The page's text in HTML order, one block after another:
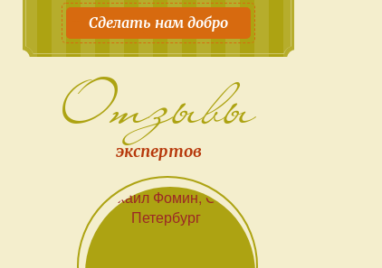
Сделать нам добро
Отзывы
экспертов
Предыдущий